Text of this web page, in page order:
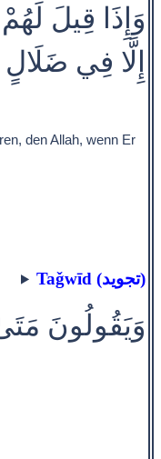
وَإِذَا قِيلَ
إِلَّا فِي
den Allah, wenn Er
Taǧwīd (تجويد)
وَيَقُولُونَ